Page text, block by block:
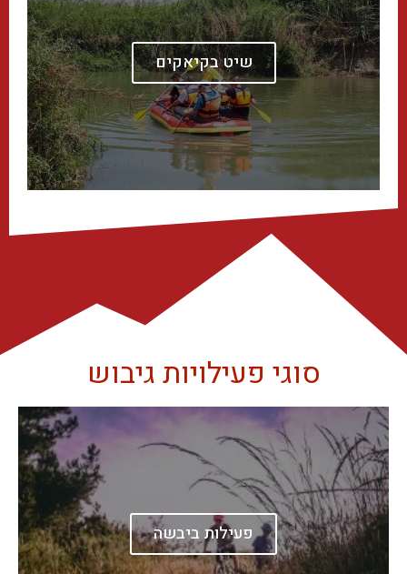
שיט בקיאקים
סוגי פעילויות גיבוש
פעילות ביבשה